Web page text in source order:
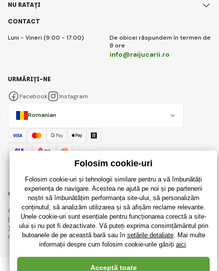
CONTACT
Luni - Vineri (9:00 - 17:00)
De obicei răspundem în termen de
8 ore
info@raijucarii.ro
NU RATAȚI
Romanian
URMĂRIȚI-NE
Facebook Instagram
© 2018 - 2026 RaiJucării.ro, Toate drepturile rezervate
Această pagină este protejată prin reCAPTCHA și se aplică
Regulile de protecție a datelor personalecompaniile Google și ale lor
Termeni și condiții.
Crearea de magazine online eficiente de laRIESENIA